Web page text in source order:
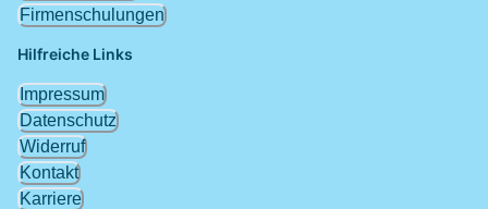
Hilfreiche Links
Impressum
Datenschutz
Widerruf
Kontakt
Karriere
Firmenschulungen